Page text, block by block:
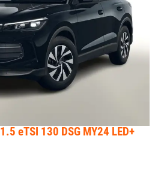
1.5 eTSI 130 DSG MY24 LED+